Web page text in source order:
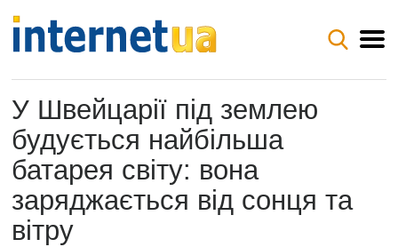
У Швейцарії під землею
будується найбільша
батарея світу: вона
заряджається від сонця та
вітру